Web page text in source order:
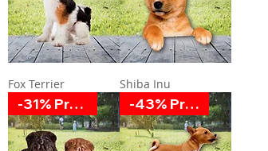
Fox Terrier Shiba Inu
-31% Promoción -43% Promoción